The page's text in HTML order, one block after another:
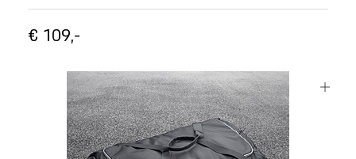
Porsche finder
Klantenservice
Meer Porsche
€ 109,-